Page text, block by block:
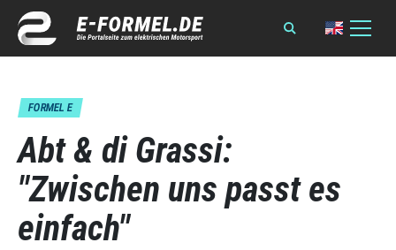
FORMEL E
Abt & di Grassi:
"Zwischen uns passt es
einfach"